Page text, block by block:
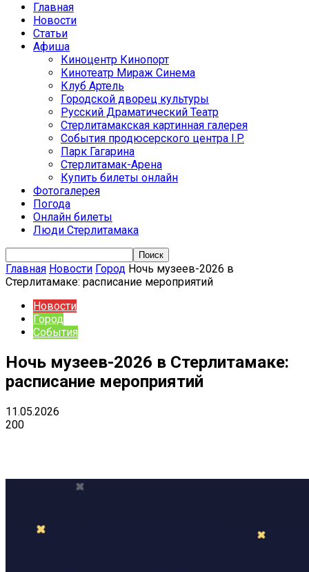
Главная
Новости
Статьи
Афиша
Киноцентр Кинопорт
Кинотеатр Мираж Синема
Клуб Артель
Городской дворец культуры
Русский Драматический Театр
Стерлитамакская картинная галерея
События продюсерского центра I.P.
Парк Гагарина
Стерлитамак-Арена
Купить билеты онлайн
Фотогалерея
Погода
Онлайн билеты
Люди Стерлитамака
Главная Новости Город Ночь музеев-2026 в
Стерлитамаке: расписание мероприятий
Новости
Город
События
Ночь музеев-2026 в Стерлитамаке:
расписание мероприятий
11.05.2026
200